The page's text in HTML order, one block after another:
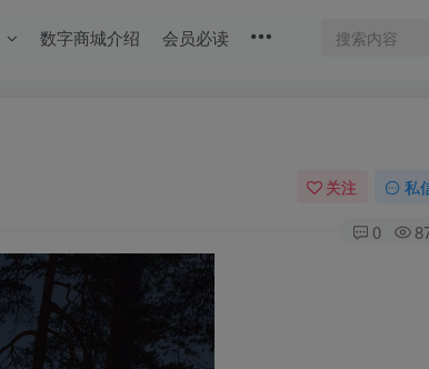
数字商城介绍 会员必读
关注 私
0